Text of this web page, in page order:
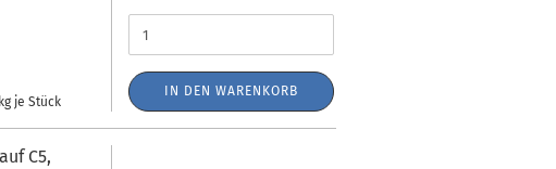
kg je Stück
IN DEN WARENKORB
C5,